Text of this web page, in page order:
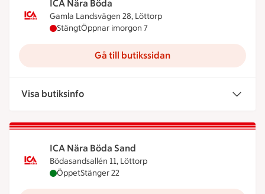
ICA Nära Böda
Gamla Landsvägen 28, Löttorp
ICA Nära Böda har stängt idag, öppnar imorgon
StängtÖppnar imorgon 7
Gå till butikssidan
Visa butiksinfo
ICA Nära Böda Sand
Bödasandsallén 11, Löttorp
ICA Nära Böda Sand är öppen nu, stänger klockan
ÖppetStänger 22